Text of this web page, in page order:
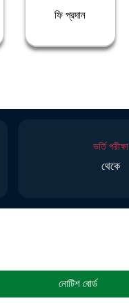
ফি প্রদান
ভর্তি পরীক্ষা
থেকে
নোটিশ বোর্ড